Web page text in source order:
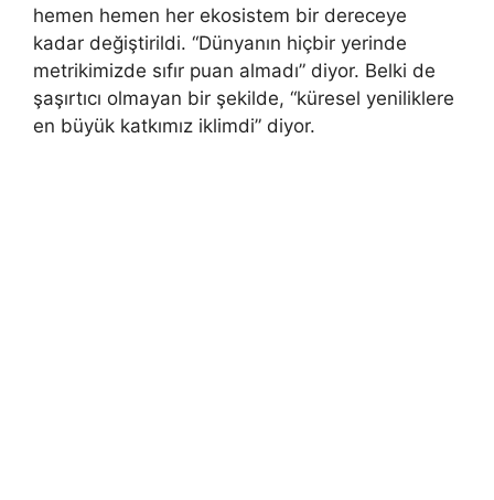
hemen hemen her ekosistem bir dereceye
kadar değiştirildi. “Dünyanın hiçbir yerinde
metrikimizde sıfır puan almadı” diyor. Belki de
şaşırtıcı olmayan bir şekilde, “küresel yeniliklere
en büyük katkımız iklimdi” diyor.